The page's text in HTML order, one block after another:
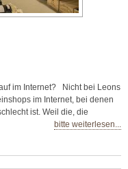
im Internet? Nicht bei Leons
im Internet, bei denen
ist. Weil die, die
bitte weiterlesen...